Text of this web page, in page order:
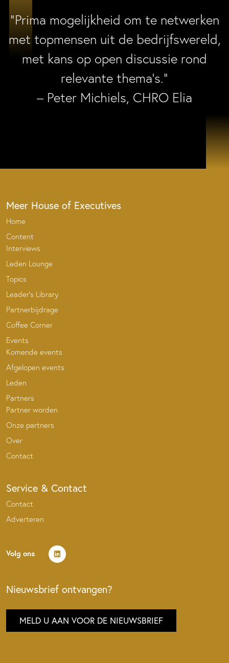
“Prima mogelijkheid om te netwerken
met topmensen uit de bedrijfswereld,
met kans op open discussie rond
relevante thema’s.”
– Peter Michiels, CHRO Elia
Meer House of Executives
Home
Content
Interviews
Leden Lounge
Topics
Leader’s Library
Partnerbijdrage
Coffee Corner
Events
Komende events
Afgelopen events
Leden
Partners
Partner worden
Onze partners
Over
Contact
Service & Contact
Contact
Adverteren
Volg ons
Nieuwsbrief ontvangen?
MELD U AAN VOOR DE NIEUWSBRIEF